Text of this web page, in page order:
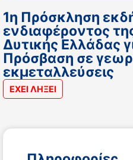
1η Πρόσκληση
ενδιαφέροντος
Δυτικής Ελλάδας
Πρόσβαση σε
εκμεταλλεύσεις
ΕΧΕΙ ΛΗΞΕΙ